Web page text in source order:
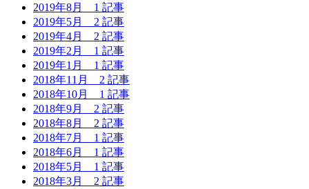
2019年8月 1 記事
2019年5月 2 記事
2019年4月 2 記事
2019年2月 1 記事
2019年1月 1 記事
2018年11月 2 記事
2018年10月 1 記事
2018年9月 2 記事
2018年8月 2 記事
2018年7月 1 記事
2018年6月 1 記事
2018年5月 1 記事
2018年3月 2 記事